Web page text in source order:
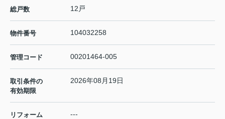
総戸数 12戸
物件番号 104032258
管理コード 00201464-005
取引条件の
有効期限
2026年08月19日
リフォーム ---